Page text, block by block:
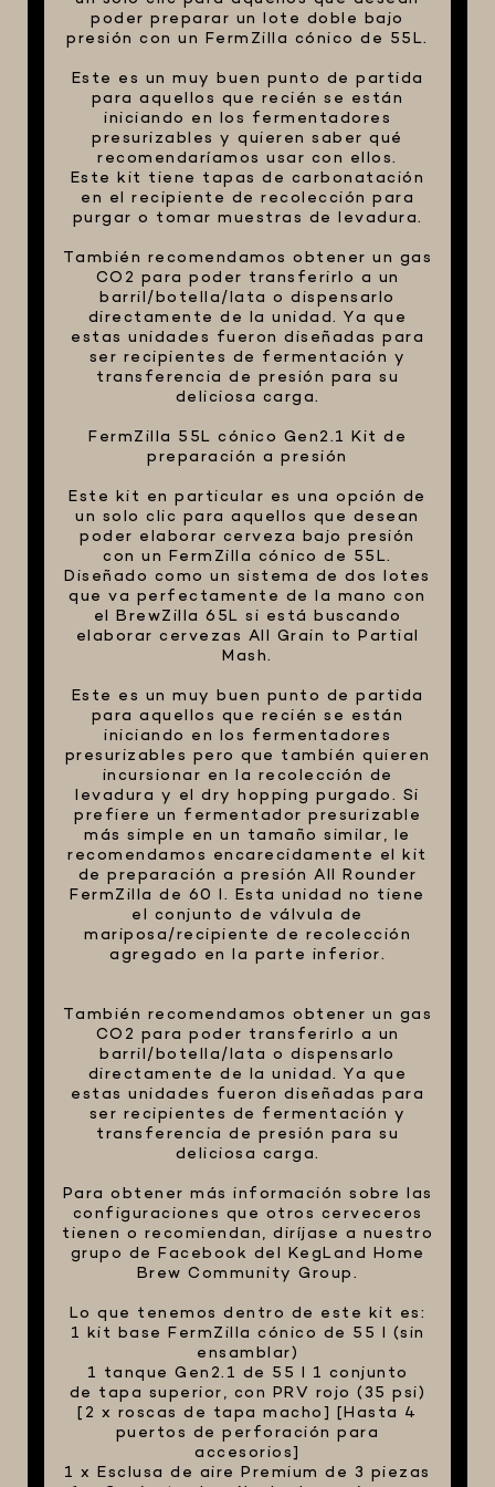
FIVE STAR U.S.A
NAPOLETANA
MASA MADRE
HARINAS ITALIANAS
HARINAS ARGENTINAS
CAFETERAS Y AFINES
CAFÉ
PARRILLA
MERCHANDISING
poder preparar un lote doble bajo
presión con un FermZilla cónico de 55L.
Este es un muy buen punto de partida
para aquellos que recién se están
iniciando en los fermentadores
presurizables y quieren saber qué
recomendaríamos usar con ellos.
Este kit tiene tapas de carbonatación
en el recipiente de recolección para
purgar o tomar muestras de levadura.
También recomendamos obtener un gas
CO2 para poder transferirlo a un
barril/botella/lata o dispensarlo
directamente de la unidad. Ya que
estas unidades fueron diseñadas para
ser recipientes de fermentación y
transferencia de presión para su
deliciosa carga.
FermZilla 55L cónico Gen2.1 Kit de
preparación a presión
Este kit en particular es una opción de
un solo clic para aquellos que desean
poder elaborar cerveza bajo presión
con un FermZilla cónico de 55L.
Diseñado como un sistema de dos lotes
que va perfectamente de la mano con
el BrewZilla 65L si está buscando
elaborar cervezas All Grain to Partial
Mash.
Este es un muy buen punto de partida
para aquellos que recién se están
iniciando en los fermentadores
presurizables pero que también quieren
incursionar en la recolección de
levadura y el dry hopping purgado. Si
prefiere un fermentador presurizable
más simple en un tamaño similar, le
recomendamos encarecidamente el kit
de preparación a presión All Rounder
FermZilla de 60 l. Esta unidad no tiene
el conjunto de válvula de
mariposa/recipiente de recolección
agregado en la parte inferior.
También recomendamos obtener un gas
CO2 para poder transferirlo a un
barril/botella/lata o dispensarlo
directamente de la unidad. Ya que
estas unidades fueron diseñadas para
ser recipientes de fermentación y
transferencia de presión para su
deliciosa carga.
Para obtener más información sobre las
configuraciones que otros cerveceros
tienen o recomiendan, diríjase a nuestro
grupo de Facebook del KegLand Home
Brew Community Group.
Lo que tenemos dentro de este kit es:
1 kit base FermZilla cónico de 55 l (sin
ensamblar)
1 tanque Gen2.1 de 55 l 1 conjunto
de tapa superior, con PRV rojo (35 psi)
[2 x roscas de tapa macho] [Hasta 4
puertos de perforación para
accesorios]
1 x Esclusa de aire Premium de 3 piezas